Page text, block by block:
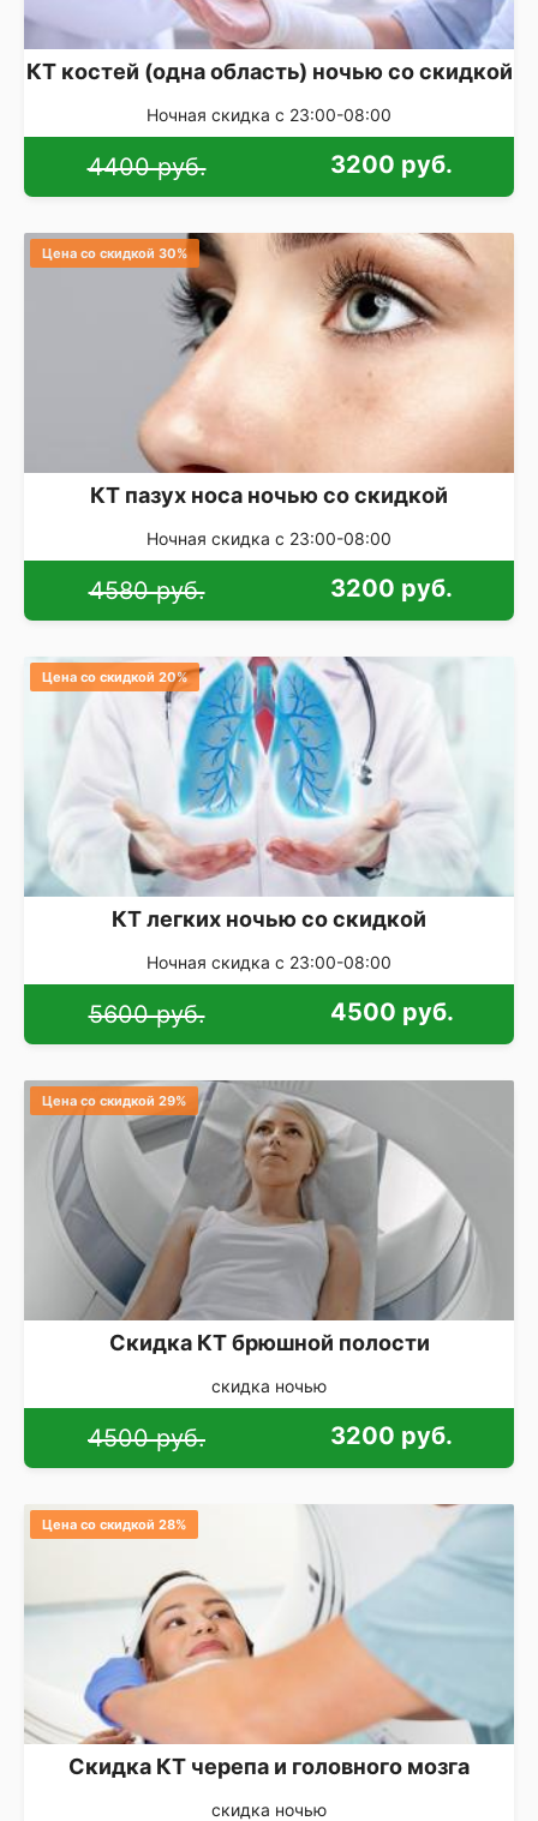
КТ костей (одна область) ночью со скидкой
Ночная скидка с 23:00-08:00
4400 руб. 3200 руб.
Цена со скидкой 30%
КТ пазух носа ночью со скидкой
Ночная скидка с 23:00-08:00
4580 руб. 3200 руб.
Цена со скидкой 20%
КТ легких ночью со скидкой
Ночная скидка с 23:00-08:00
5600 руб. 4500 руб.
Цена со скидкой 29%
Скидка КТ брюшной полости
скидка ночью
4500 руб. 3200 руб.
Цена со скидкой 28%
Скидка КТ черепа и головного мозга
скидка ночью